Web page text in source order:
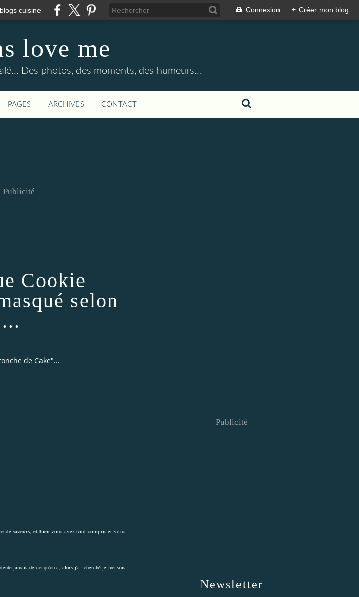
cuisine Connexion + Créer mon blog
love me
Des photos, des moments, des humeurs...
PAGES ARCHIVES CONTACT
Publicité
Cookie
selon
de Cake"...
de saveurs, et bien vous avez tout compris et vous
jamais de ce qu'on a, alors j'ai cherché je me suis
Newsletter
Publicité